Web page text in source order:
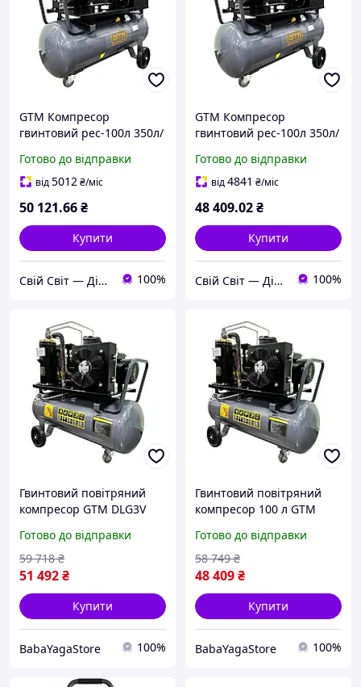
GTM Компресор
гвинтовий рес-100л 350л/
Готово до відправки
від5012₴/міс
50 121.66₴
Купити
Свій Світ — Дім • Дача • Декор 100%
GTM Компресор
гвинтовий рес-100л 350л/
Готово до відправки
від4841 ₴/міс
48 409.02₴
Купити
Свій Світ — Дім • Дача • Декор 100%
Гвинтовий повітряний
компресор GTM DLG3V
кВт, 350 л/хв
Готово до відправки
51 492₴
59 718 ₴
Купити
BabaYagaStore 100%
Гвинтовий повітряний
компресор 100 л GTM
100л, 380 В, 3 кВт, 350 л/хв
Готово до відправки
48 409₴
58 749 ₴
Купити
BabaYagaStore 100%